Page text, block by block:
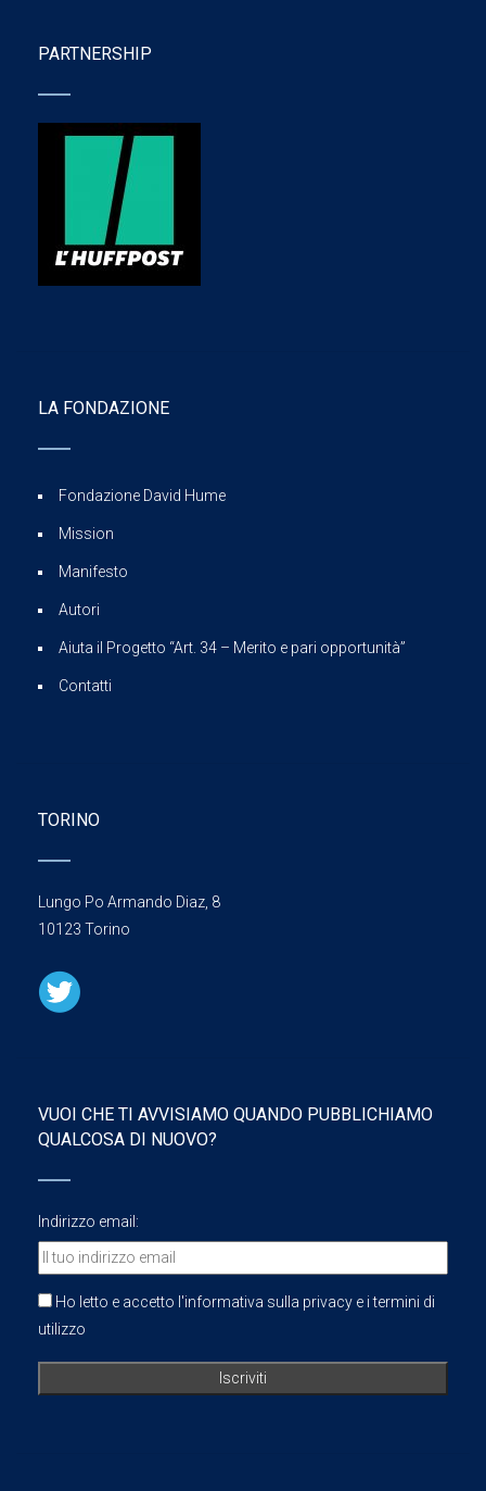
PARTNERSHIP
LA FONDAZIONE
Fondazione David Hume
Mission
Manifesto
Autori
Aiuta il Progetto “Art. 34 – Merito e pari opportunità”
Contatti
TORINO
Lungo Po Armando Diaz, 8
10123 Torino
VUOI CHE TI AVVISIAMO QUANDO PUBBLICHIAMO
QUALCOSA DI NUOVO?
Indirizzo email:
Ho letto e accetto l'informativa sulla privacy e i termini di
utilizzo